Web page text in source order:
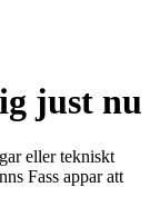
just nu
eller tekniskt
Fass appar att